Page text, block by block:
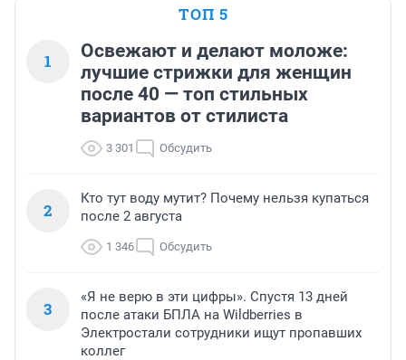
ТОП 5
1
Освежают и делают моложе:
лучшие стрижки для женщин
после 40 — топ стильных
вариантов от стилиста
3 301 Обсудить
2
Кто тут воду мутит? Почему нельзя купаться
после 2 августа
1 346 Обсудить
3
«Я не верю в эти цифры». Спустя 13 дней
после атаки БПЛА на Wildberries в
Электростали сотрудники ищут пропавших
коллег